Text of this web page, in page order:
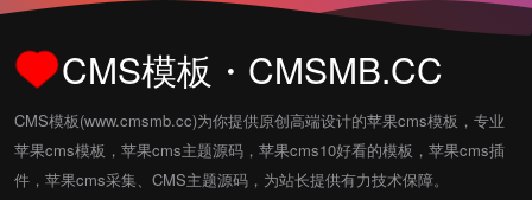
CMS模板・CMSMB.CC
CMS模板(www.cmsmb.cc)为你提供原创高端设计的苹果cms模板，专业
苹果cms模板，苹果cms主题源码，苹果cms10好看的模板，苹果cms插
件，苹果cms采集、CMS主题源码，为站长提供有力技术保障。